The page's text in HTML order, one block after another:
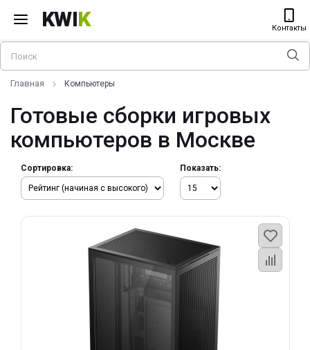
KWIK Контакты
Главная Компьютеры
Готовые сборки игровых
компьютеров в Москве
Сортировка: Показать: